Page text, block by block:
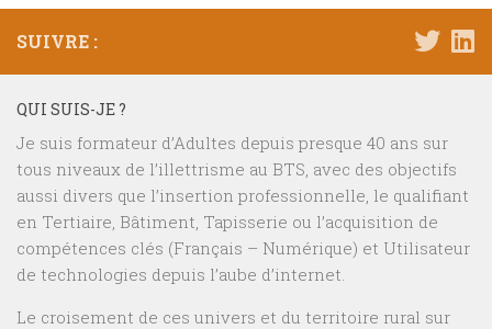
SUIVRE :
QUI SUIS-JE ?
Je suis formateur d’Adultes depuis presque 40 ans sur
tous niveaux de l’illettrisme au BTS, avec des objectifs
aussi divers que l’insertion professionnelle, le qualifiant
en Tertiaire, Bâtiment, Tapisserie ou l’acquisition de
compétences clés (Français – Numérique) et Utilisateur
de technologies depuis l’aube d’internet.
Le croisement de ces univers et du territoire rural sur